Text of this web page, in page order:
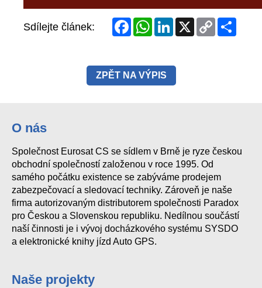
Sdílejte článek: FacebookWhatsAppLinkedIn
Copy
Link
ZPĚT NA VÝPIS
O nás
Společnost Eurosat CS se sídlem v Brně je ryze českou
obchodní společností založenou v roce 1995. Od
samého počátku existence se zabýváme prodejem
zabezpečovací a sledovací techniky. Zároveň je naše
firma autorizovaným distributorem společnosti Paradox
pro Českou a Slovenskou republiku. Nedílnou součástí
naší činnosti je i vývoj docházkového systému SYSDO
a elektronické knihy jízd Auto GPS.
Naše projekty